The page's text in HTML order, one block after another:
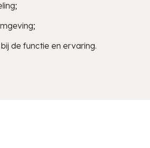
de functie en ervaring.